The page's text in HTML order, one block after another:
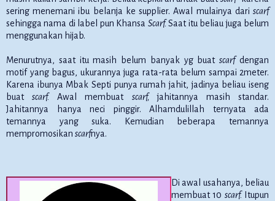
sering menemani ibu belanja ke supplier. Awal mulainya dari scarf
sehingga nama di label pun Khansa Scarf.Saat itu beliau juga belum
menggunakan hijab.
Menurutnya, saat itu masih belum banyak yg buatscarfdengan
motif yang bagus, ukurannya juga rata-rata belum sampai 2meter.
Karena ibunya Mbak Septi punya rumah jahit, jadinya beliau iseng
buatscarf.Awal membuat scarf,jahitannya masih standar.
Jahitannya hanya neci pinggir. Alhamdulillah ternyata ada
temannya yang suka. Kemudian beberapa temannya
mempromosikan scarfnya.
Di awal usahanya, beliau
membuat 10 scarf. Itupun